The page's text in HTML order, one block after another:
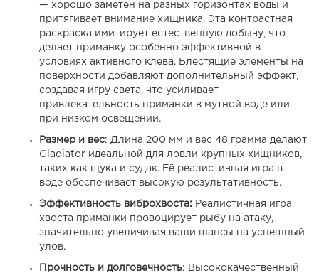
— хорошо заметен на разных горизонтах воды и
притягивает внимание хищника. Эта контрастная
раскраска имитирует естественную добычу, что
делает приманку особенно эффективной в
условиях активного клева. Блестящие элементы на
поверхности добавляют дополнительный эффект,
создавая игру света, что усиливает
привлекательность приманки в мутной воде или
при низком освещении.
Размер и вес: Длина 200 мм и вес 48 грамма делают
Gladiator идеальной для ловли крупных хищников,
таких как щука и судак. Её реалистичная игра в
воде обеспечивает высокую результативность.
Эффективность виброхвоста: Реалистичная игра
хвоста приманки провоцирует рыбу на атаку,
значительно увеличивая ваши шансы на успешный
улов.
Прочность и долговечность: Высококачественный